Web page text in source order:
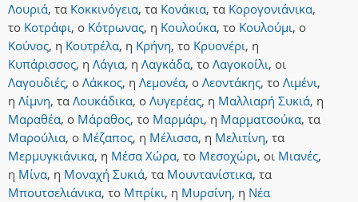
Λουριά, τα Κοκκινόγεια, τα Κονάκια, τα Κορογονιάνικα,
το Κοτράφι, ο Κότρωνας, η Κουλούκα, το Κουλούμι, ο
Κούνος, η Κουτρέλα, η Κρήνη, το Κρυονέρι, η
Κυπάρισσος, η Λάγια, η Λαγκάδα, το Λαγοκοίλι, οι
Λαγουδιές, ο Λάκκος, η Λεμονέα, ο Λεοντάκης, το Λιμένι,
η Λίμνη, τα Λουκάδικα, ο Λυγερέας, η Μαλλιαρή Συκιά, η
Μαραθέα, ο Μάραθος, το Μαρμάρι, η Μαρματσούκα, τα
Μαρούλια, ο Μέζαπος, η Μέλισσα, η Μελιτίνη, τα
Μερμυγκιάνικα, η Μέσα Χώρα, το Μεσοχώρι, οι Μιανές,
η Μίνα, η Μοναχή Συκιά, τα Μουντανίστικα, τα
Μπουτσελιάνικα, το Μπρίκι, η Μυρσίνη, η Νέα